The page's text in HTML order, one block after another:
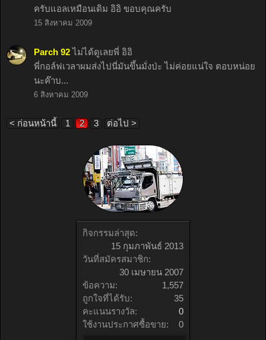
กิจกรรมล่าสุด:
15 กุมภาพันธ์ 2013
วันที่สมัครสมาชิก:
30 เมษายน 2007
ข้อความ:
1,557
ถูกใจที่ได้รับ:
35
คะแนนรางวัล:
0
ใช้งานประกาศซื้อขาย:
0
ครับแอลเหมือนเดิม อิอิ ขอบคุณครับ
15 สิงหาคม 2009
Parch 92 ไม่ได้ดูเลยพี่ อิอิ
พี่กอล์ฟเวลาผมส่งไปนี่มันขึ้นมั่งป่ะ ไม่ค่อยแน่ใจ ตอบหน่อย
นะค๊าบ...
6 สิงหาคม 2009
< ก่อนหน้านี้ 1 2 3 ต่อไป >